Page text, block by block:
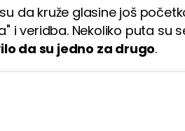
da kruže glasine još
i veridba. Nekoliko puta su
da su jedno za drugo.